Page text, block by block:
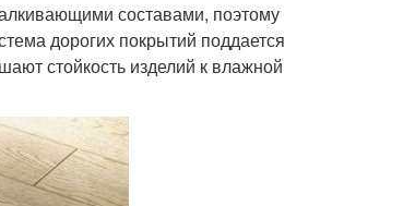
составами, поэтому
дорогих покрытий поддается
стойкость изделий к влажной